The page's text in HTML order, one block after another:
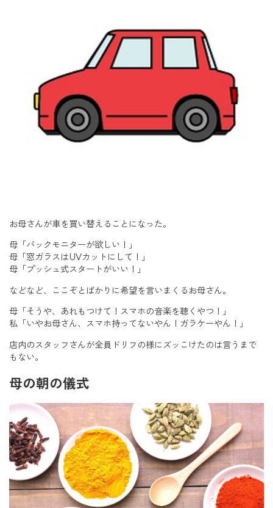
お母さんが車を買い替えることになった。
母「バックモニターが欲しい！」
母「窓ガラスはUVカットにして！」
母「プッシュ式スタートがいい！」
などなど、ここぞとばかりに希望を言いまくるお母さん。
母「そうや、あれもつけて！スマホの音楽を聴くやつ！」
私「いやお母さん、スマホ持ってないやん！ガラケーやん！」
店内のスタッフさんが全員ドリフの様にズッこけたのは言うまで
もない。
母の朝の儀式